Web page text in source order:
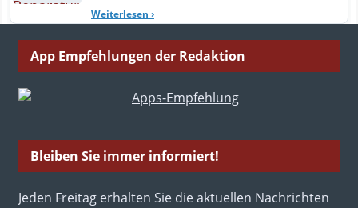
Weiterlesen ›
App Empfehlungen der Redaktion
Bleiben Sie immer informiert!
Jeden Freitag erhalten Sie die aktuellen Nachrichten